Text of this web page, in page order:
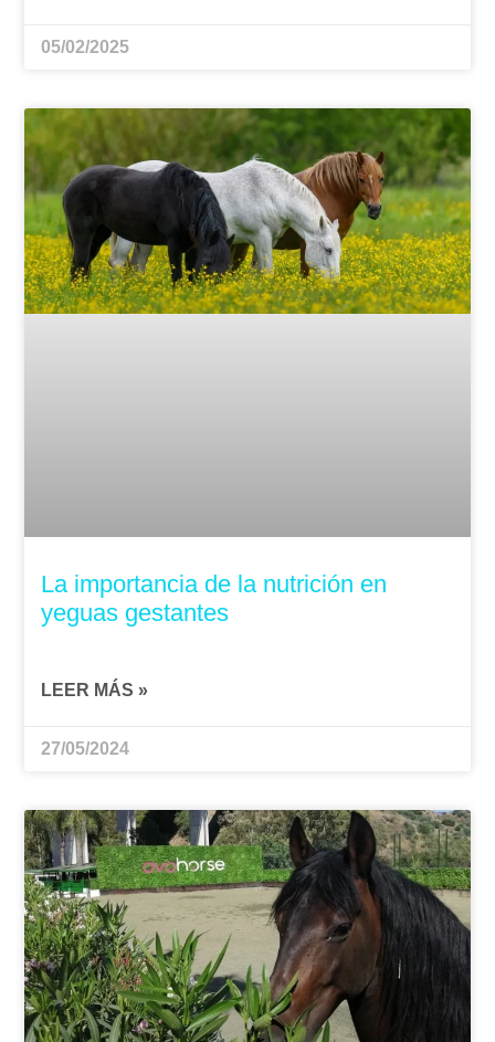
05/02/2025
La importancia de la nutrición en
yeguas gestantes
LEER MÁS »
27/05/2024